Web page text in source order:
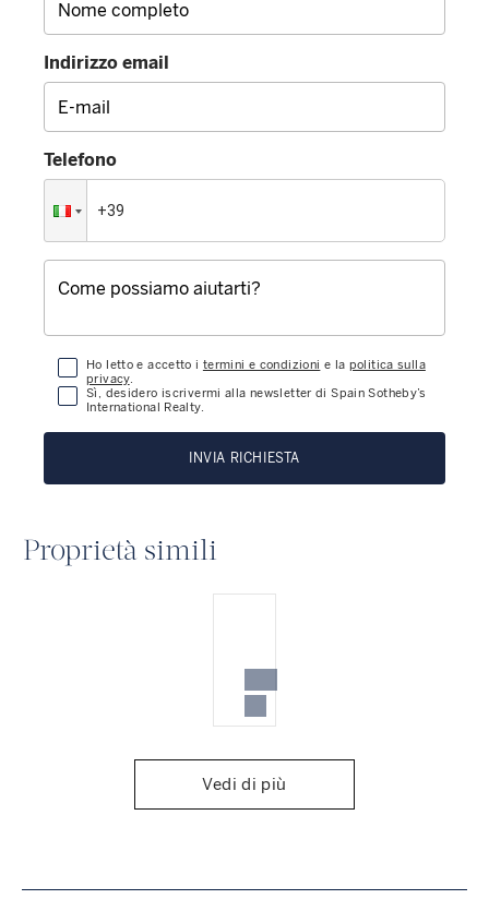
Indirizzo email
Telefono
Ho letto e accetto i termini e condizioni e la politica sulla
privacy.
Sì, desidero iscrivermi alla newsletter di Spain Sotheby’s
International Realty.
INVIA RICHIESTA
Proprietà simili
Vedi di più